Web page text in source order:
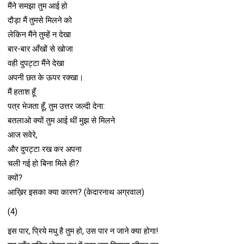
मैंने समझा तुम आई हो
दौड़ा मैं तुमसे मिलने को
लेकिन मैंने तुम्हें न देखा
बार-बार आँखों से खोजा
वही दुपट्टा मैंने देखा
अपनी छत के ऊपर रक्खा।
मैं हताश हूँ
पत्र भेजता हूँ, तुम उत्तर जल्दी देना:
बतलाओ क्यों तुम आई थीं मुझ से मिलने
आज सवेरे,
और दुपट्टा रख कर अपना
चली गई हो बिना मिले ही?
क्यों?
आख़िर इसका क्या कारण? (केदारनाथ अग्रवाल)
(4)
इस पार, प्रिये मधु है तुम हो, उस पार न जाने क्या होगा!